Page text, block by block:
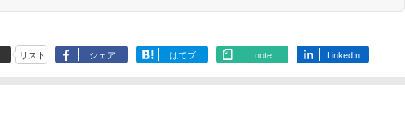
リスト シェア はてブ note LinkedIn